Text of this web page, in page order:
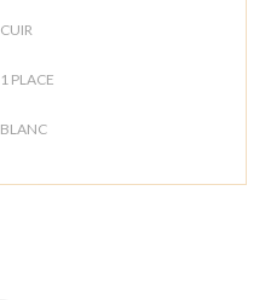
CUIR
1 PLACE
BLANC